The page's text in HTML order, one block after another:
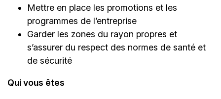
Mettre en place les promotions et les
programmes de l’entreprise
Garder les zones du rayon propres et
s’assurer du respect des normes de santé et
de sécurité
Qui vous êtes